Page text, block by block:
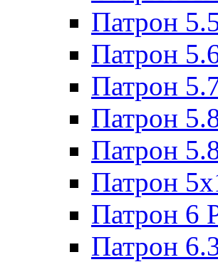
Патрон
Патрон
Патрон
Патрон
Патрон
Патрон
Патрон 6
Патрон